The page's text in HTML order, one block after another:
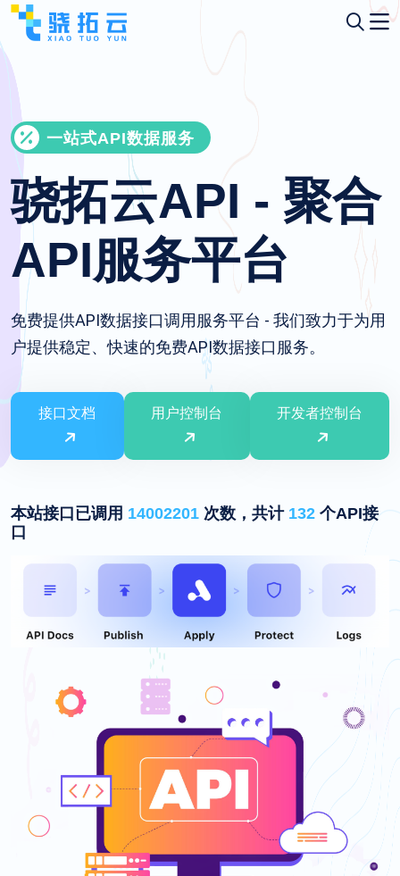
一站式API数据服务
骁拓云API - 聚合
API服务平台
免费提供API数据接口调用服务平台 - 我们致力于为用
户提供稳定、快速的免费API数据接口服务。
接口文档 用户控制台 开发者控制台
本站接口已调用 14002201 次数，共计 132 个API接
口